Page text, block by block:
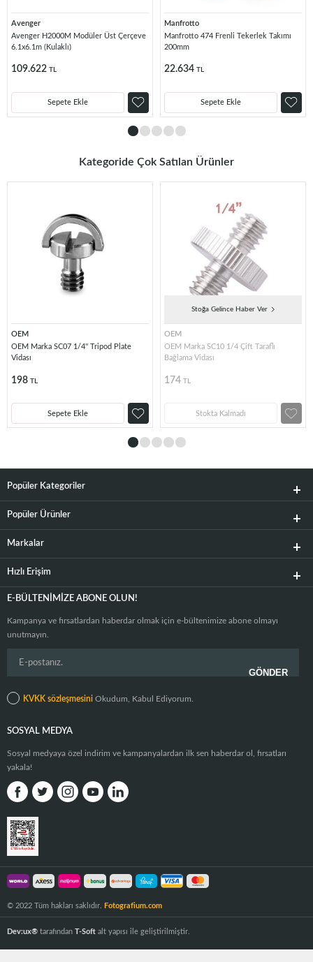
Avenger
Avenger H2000M Modüler Üst Çerçeve
6.1x6.1m (Kulaklı)
109.622 TL
Sepete Ekle
Manfrotto
Manfrotto 474 Frenli Tekerlek Takımı
200mm
22.634 TL
Sepete Ekle
Kategoride Çok Satılan Ürünler
OEM
OEM Marka SC07 1/4'' Tripod Plate
Vidası
198 TL
Sepete Ekle
Stoğa Gelince Haber Ver
OEM
OEM Marka SC10 1/4 Çift Taraflı
Bağlama Vidası
174 TL
Stokta Kalmadı
Popüler Kategoriler
Popüler Ürünler
Markalar
Hızlı Erişim
E-BÜLTENIMIZE ABONE OLUN!
Kampanya ve fırsatlardan haberdar olmak için e-bültenimize abone olmayı
unutmayın.
KVKK sözleşmesini Okudum, Kabul Ediyorum.
SOSYAL MEDYA
Sosyal medyaya özel indirim ve kampanyalardan ilk sen haberdar ol, fırsatları
yakala!
© 2022 Tüm hakları saklıdır. Fotografium.com
Dev:ux® tarafından T-Soft alt yapısı ile geliştirilmiştir.